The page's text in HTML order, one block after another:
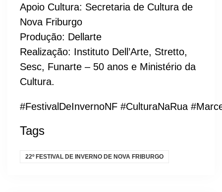
Apoio Cultura: Secretaria de Cultura de
Nova Friburgo
Produção: Dellarte
Realização: Instituto Dell’Arte, Stretto,
Sesc, Funarte – 50 anos e Ministério da
Cultura.
#FestivalDeInvernoNF #CulturaNaRua
Tags
22º FESTIVAL DE INVERNO DE NOVA FRIBURGO